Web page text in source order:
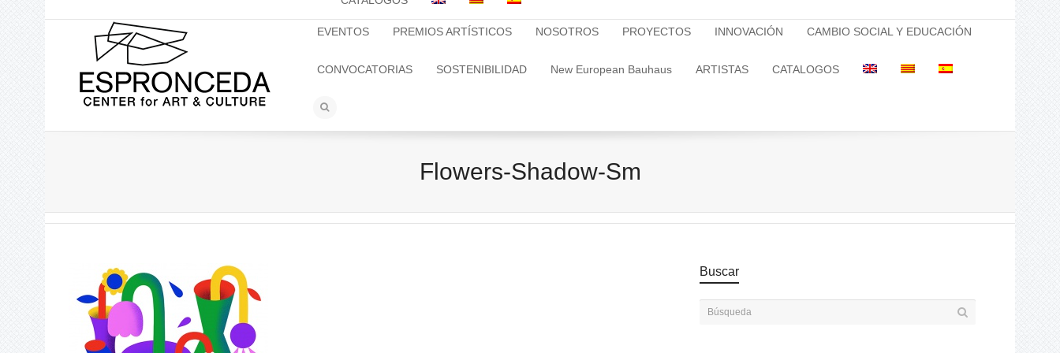
EVENTOS PREMIOS ARTÍSTICOS NOSOTROS PROYECTOS INNOVACIÓN CAMBIO SOCIAL Y EDUCACIÓN
CONVOCATORIAS SOSTENIBILIDAD New European Bauhaus ARTISTAS CATALOGOS
Flowers-Shadow-Sm
Buscar